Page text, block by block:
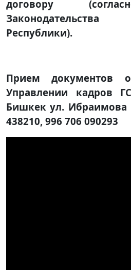
договору
Республики).
Прием документов
Управлении кадров
Бишкек ул. Ибраимова
438210, 996 706 090293